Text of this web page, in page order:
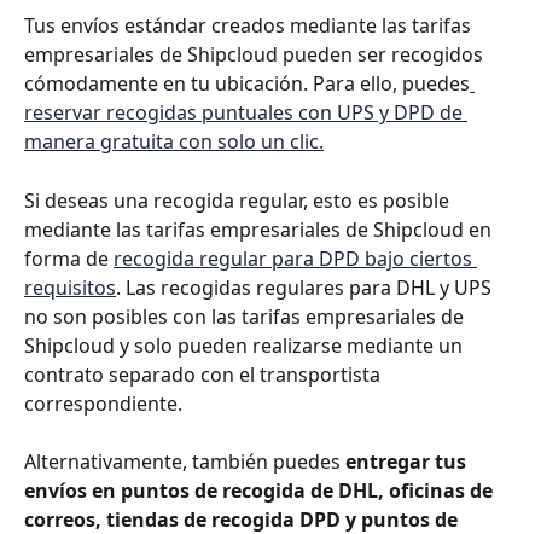
Tus envíos estándar creados mediante las tarifas
empresariales de Shipcloud pueden ser recogidos
cómodamente en tu ubicación. Para ello, puedes
reservar recogidas puntuales con UPS y DPD de
manera gratuita con solo un clic.
Si deseas una recogida regular, esto es posible
mediante las tarifas empresariales de Shipcloud en
forma de recogida regular para DPD bajo ciertos
requisitos. Las recogidas regulares para DHL y UPS
no son posibles con las tarifas empresariales de
Shipcloud y solo pueden realizarse mediante un
contrato separado con el transportista
correspondiente.
Alternativamente, también puedes entregar tus
envíos en puntos de recogida de DHL, oficinas de
correos, tiendas de recogida DPD y puntos de